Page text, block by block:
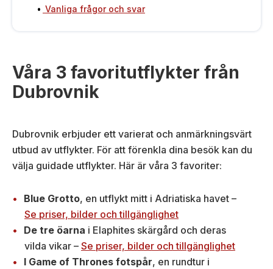
Vanliga frågor och svar
Våra 3 favoritutflykter från
Dubrovnik
Dubrovnik erbjuder ett varierat och anmärkningsvärt
utbud av utflykter. För att förenkla dina besök kan du
välja guidade utflykter. Här är våra 3 favoriter:
Blue Grotto, en utflykt mitt i Adriatiska havet –
Se priser, bilder och tillgänglighet
De tre öarna i Elaphites skärgård och deras
vilda vikar – Se priser, bilder och tillgänglighet
I Game of Thrones fotspår, en rundtur i